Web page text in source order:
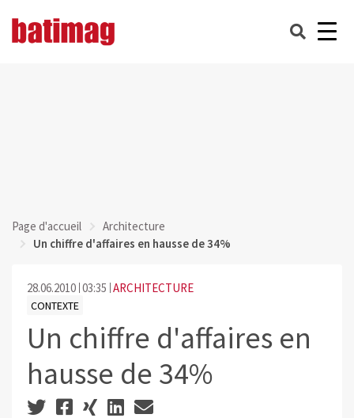
Page d'accueil
Architecture
Un chiffre d'affaires en hausse de 34%
28.06.2010 03:35 ARCHITECTURE
CONTEXTE
Un chiffre d'affaires en
hausse de 34%